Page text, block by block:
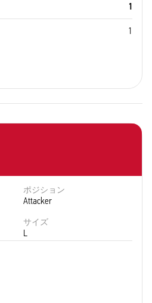
1
1
ポジション
Attacker
サイズ
L